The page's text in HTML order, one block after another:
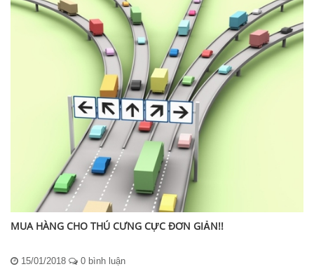
MUA HÀNG CHO THÚ CƯNG CỰC ĐƠN GIẢN!!
15/01/2018 0 bình luận